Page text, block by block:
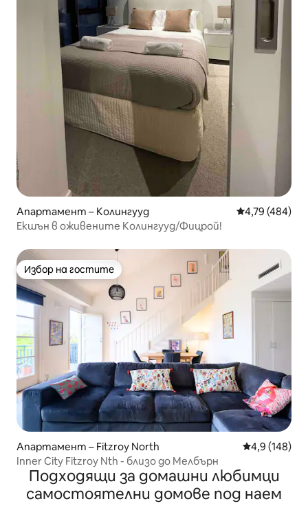
Апартамент – Колингууд Средна
4,79 (484)
Екшън в оживените Колингууд/Фицрой!
Избор на гостите
Избор на гостите
Апартамент – Fitzroy North Средна
4,9 (148)
Inner City Fitzroy Nth - близо до Мелбърн
Подходящи за домашни любимци
самостоятелни домове под наем